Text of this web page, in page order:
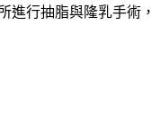
進行抽脂與隆乳手術，